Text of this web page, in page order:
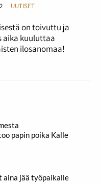
UUTISET
on toivuttu ja
aika kuuluttaa
ilosanomaa!
papin poika Kalle
jää työpaikalle